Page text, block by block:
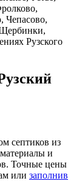
Чепасово,
Рузского
септиков из
и
Точные цены
или заполнив